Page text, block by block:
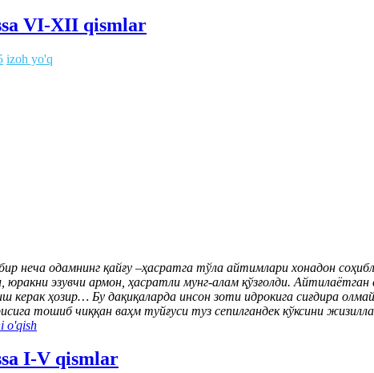
VI-XII qismlar
izoh yo'q
неча одамнинг қайғу –ҳасратга тўла айтимлари хонадон
эзувчи армон, ҳасратли мунг-алам қўзғолди.
ҳозир… Бу дақиқаларда инсон зоти идрокига сиғдира
тошиб чиққан ваҳм туйғуси туз сепилгандек кўксини
o'qish
I-V qismlar